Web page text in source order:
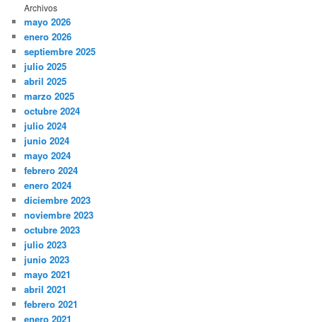
Archivos
mayo 2026
enero 2026
septiembre 2025
julio 2025
abril 2025
marzo 2025
octubre 2024
julio 2024
junio 2024
mayo 2024
febrero 2024
enero 2024
diciembre 2023
noviembre 2023
octubre 2023
julio 2023
junio 2023
mayo 2021
abril 2021
febrero 2021
enero 2021